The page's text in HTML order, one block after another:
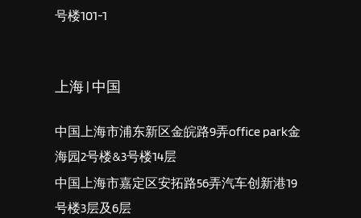
号楼101-1
上海 | 中国
中国上海市浦东新区金皖路9弄office park金
海园2号楼&3号楼14层
中国上海市嘉定区安拓路56弄汽车创新港19
号楼3层及6层